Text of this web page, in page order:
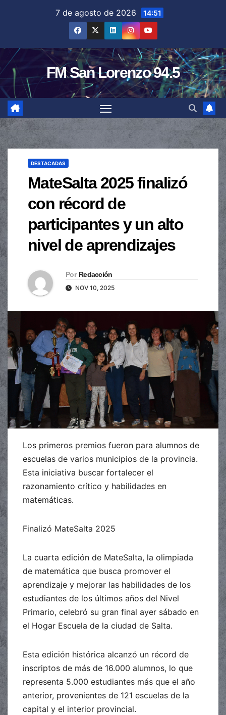
7 de agosto de 2026 14:51
FM San Lorenzo 94.5
DESTACADAS
MateSalta 2025 finalizó
con récord de
participantes y un alto
nivel de aprendizajes
Por Redacción
NOV 10, 2025
Los primeros premios fueron para alumnos de
escuelas de varios municipios de la provincia.
Esta iniciativa buscar fortalecer el
razonamiento crítico y habilidades en
matemáticas.
Finalizó MateSalta 2025
La cuarta edición de MateSalta, la olimpiada
de matemática que busca promover el
aprendizaje y mejorar las habilidades de los
estudiantes de los últimos años del Nivel
Primario, celebró su gran final ayer sábado en
el Hogar Escuela de la ciudad de Salta.
Esta edición histórica alcanzó un récord de
inscriptos de más de 16.000 alumnos, lo que
representa 5.000 estudiantes más que el año
anterior, provenientes de 121 escuelas de la
capital y el interior provincial.